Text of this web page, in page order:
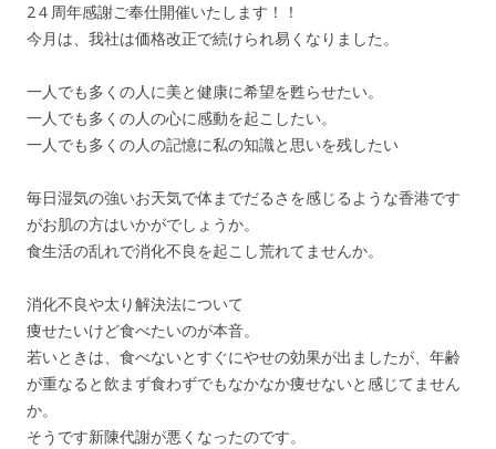
2４周年感謝ご奉仕開催いたします！！
今月は、我社は価格改正で続けられ易くなりました。
一人でも多くの人に美と健康に希望を甦らせたい。
一人でも多くの人の心に感動を起こしたい。
一人でも多くの人の記憶に私の知識と思いを残したい
毎日湿気の強いお天気で体までだるさを感じるような香港です
がお肌の方はいかがでしょうか。
食生活の乱れで消化不良を起こし荒れてませんか。
消化不良や太り解決法について
痩せたいけど食べたいのが本音。
若いときは、食べないとすぐにやせの効果が出ましたが、年齢
が重なると飲まず食わずでもなかなか痩せないと感じてません
か。
そうです新陳代謝が悪くなったのです。